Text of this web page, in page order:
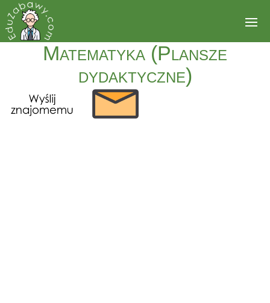
Matematyka (Plansze
dydaktyczne)